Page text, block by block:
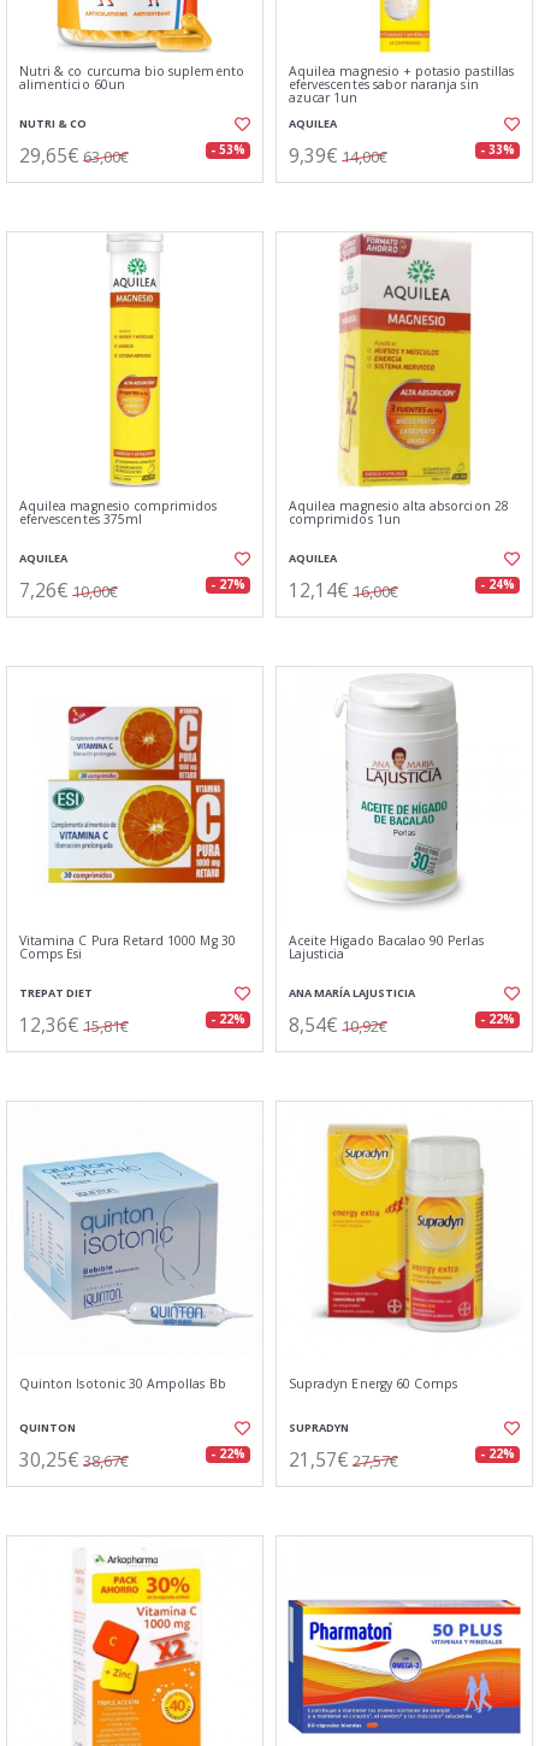
Nutri & co curcuma bio suplemento
alimenticio 60un
NUTRI & CO
29,65€ 63,00€ - 53%
Aquilea magnesio + potasio pastillas
efervescentes sabor naranja sin
azucar 1un
AQUILEA
9,39€ 14,00€ - 33%
Aquilea magnesio comprimidos
efervescentes 375ml
AQUILEA
7,26€ 10,00€ - 27%
Aquilea magnesio alta absorcion 28
comprimidos 1un
AQUILEA
12,14€ 16,00€ - 24%
Vitamina C Pura Retard 1000 Mg 30
Comps Esi
TREPAT DIET
12,36€ 15,81€ - 22%
Aceite Higado Bacalao 90 Perlas
Lajusticia
ANA MARÍA LAJUSTICIA
8,54€ 10,92€ - 22%
Quinton Isotonic 30 Ampollas Bb
QUINTON
30,25€ 38,67€ - 22%
Supradyn Energy 60 Comps
SUPRADYN
21,57€ 27,57€ - 22%